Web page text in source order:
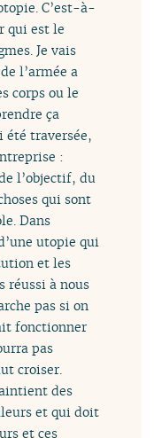
C’est-à-
qui est le
Je vais
l’armée a
corps ou le
ça
été traversée,
:
l’objectif, du
qui sont
Dans
utopie qui
et les
réussi à nous
pas si on
fonctionner
pas
croiser.
des
et qui doit
et ces